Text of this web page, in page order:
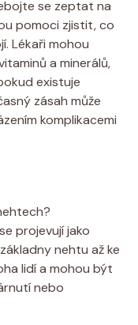
se zeptat na
pomoci zjistit, co
Lékaři mohou
a minerálů,
existuje
zásah může
komplikacemi
projevují jako
nehtu až ke
lidí a mohou být
nebo